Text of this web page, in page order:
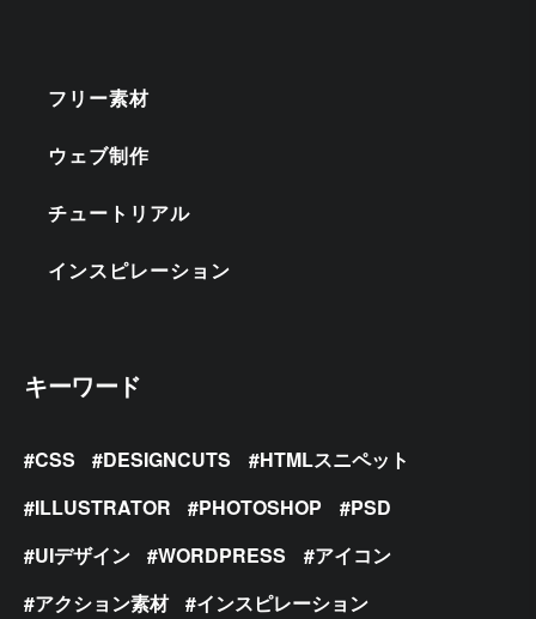
フリー素材
ウェブ制作
チュートリアル
インスピレーション
キーワード
CSS DESIGNCUTS
HTMLスニペット
ILLUSTRATOR
PHOTOSHOP
PSD
UIデザイン
WORDPRESS
アイコン
アクション素材
インスピレーション